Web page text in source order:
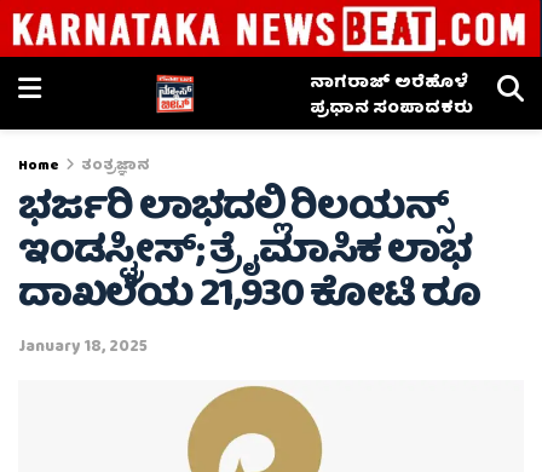
ನಾಗರಾಜ್ ಅರೆಹೊಳೆ
ಪ್ರಧಾನ ಸಂಪಾದಕರು
Home ತಂತ್ರಜ್ಞಾನ
ಭರ್ಜರಿ ಲಾಭದಲ್ಲಿ ರಿಲಯನ್ಸ್
ಇಂಡಸ್ಟ್ರೀಸ್; ತ್ರೈಮಾಸಿಕ ಲಾಭ
ದಾಖಲೆಯ 21,930 ಕೋಟಿ ರೂ
January 18, 2025